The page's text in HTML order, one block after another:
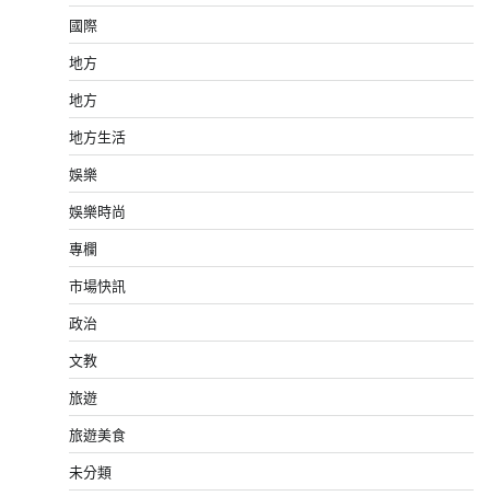
國際
地方
地方
地方生活
娛樂
娛樂時尚
專欄
市場快訊
政治
文教
旅遊
旅遊美食
未分類